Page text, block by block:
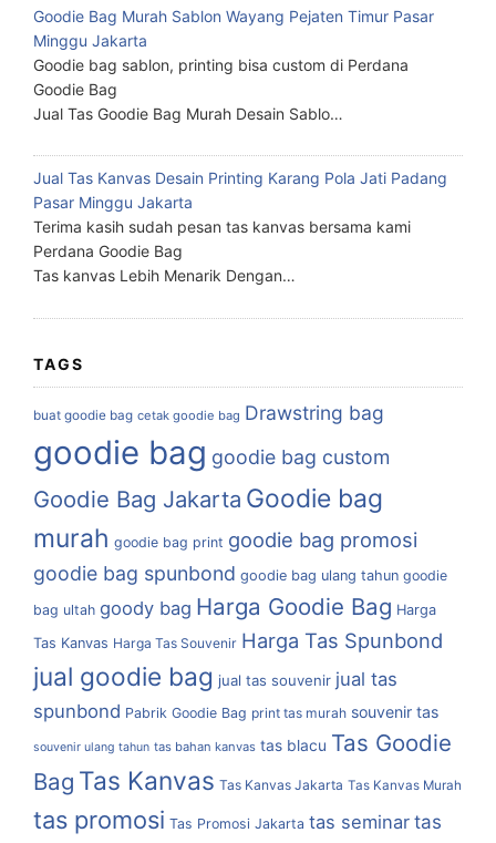
Goodie Bag Murah Sablon Wayang Pejaten Timur Pasar
Minggu Jakarta
Goodie bag sablon, printing bisa custom di Perdana
Goodie Bag
Jual Tas Goodie Bag Murah Desain Sablo…
Jual Tas Kanvas Desain Printing Karang Pola Jati Padang
Pasar Minggu Jakarta
Terima kasih sudah pesan tas kanvas bersama kami
Perdana Goodie Bag
Tas kanvas Lebih Menarik Dengan…
TAGS
buat goodie bag cetak goodie bag Drawstring bag
goodie bag goodie bag custom
Goodie Bag Jakarta Goodie bag
murah goodie bag print goodie bag promosi
goodie bag spunbond goodie bag ulang tahun goodie
bag ultah goody bag Harga Goodie Bag Harga
Tas Kanvas Harga Tas Souvenir Harga Tas Spunbond
jual goodie bag jual tas souvenir jual tas
spunbond Pabrik Goodie Bag print tas murah souvenir tas
souvenir ulang tahun tas bahan kanvas tas blacu Tas Goodie
Bag Tas Kanvas Tas Kanvas Jakarta Tas Kanvas Murah
tas promosi Tas Promosi Jakarta tas seminar tas